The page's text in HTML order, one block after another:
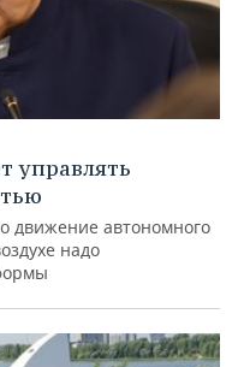
управлять
движение автономного
надо